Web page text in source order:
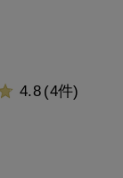
4.8 (4件)